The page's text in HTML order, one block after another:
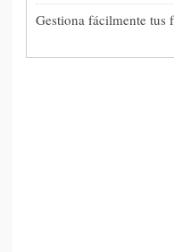
Gestiona fácilmente tus